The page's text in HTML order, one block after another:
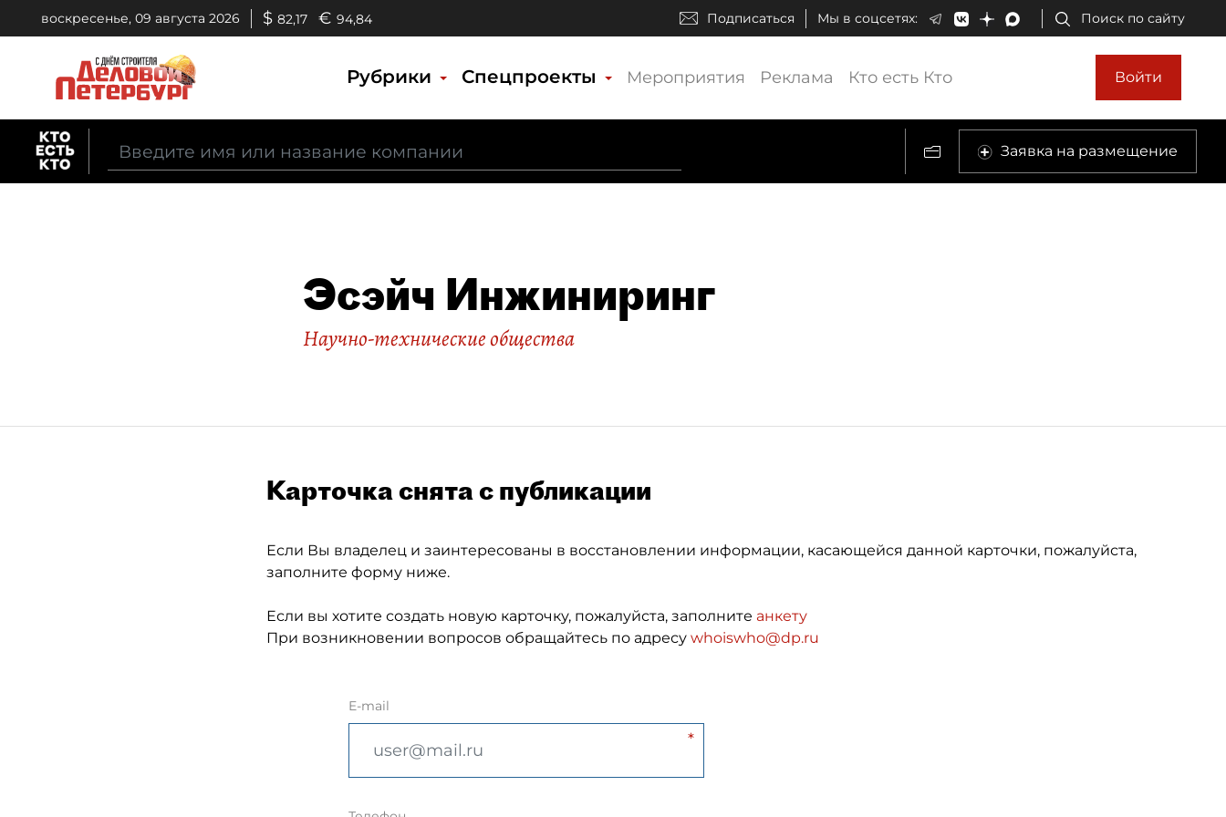
воскресенье, 09 августа 2026 $ 82,17 € 94,84 Подписаться Мы в соцсетях: Поиск по сайту
Рубрики Спецпроекты Мероприятия Реклама Кто есть Кто Войти
Заявка на размещение
Эсэйч Инжиниринг
Научно-технические общества
Карточка снята с публикации
Если Вы владелец и заинтересованы в восстановлении информации, касающейся данной карточки, пожалуйста,
заполните форму ниже.
Если вы хотите создать новую карточку, пожалуйста, заполните анкету
При возникновении вопросов обращайтесь по адресу whoiswho@dp.ru
E-mail